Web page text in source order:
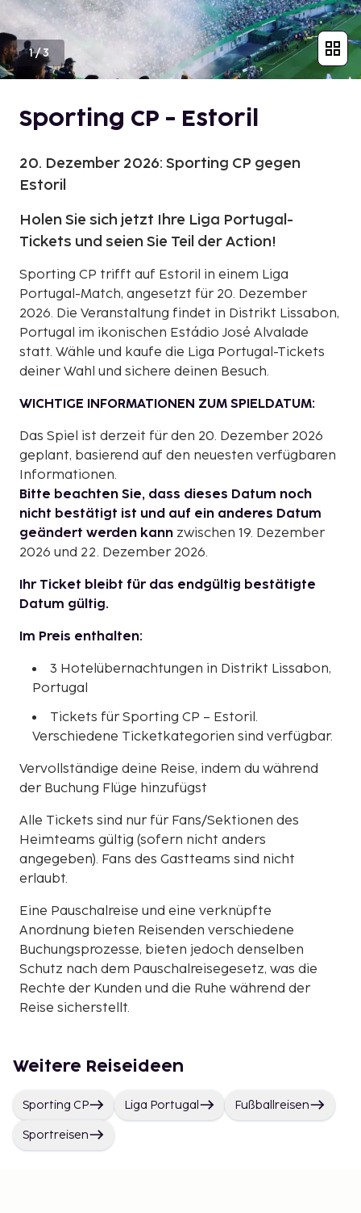
1/3
Sporting CP - Estoril
20. Dezember 2026: Sporting CP gegen
Estoril
Holen Sie sich jetzt Ihre Liga Portugal-
Tickets und seien Sie Teil der Action!
Sporting CP trifft auf Estoril in einem Liga
Portugal-Match, angesetzt für 20. Dezember
2026. Die Veranstaltung findet in Distrikt Lissabon,
Portugal im ikonischen Estádio José Alvalade
statt. Wähle und kaufe die Liga Portugal-Tickets
deiner Wahl und sichere deinen Besuch.
WICHTIGE INFORMATIONEN ZUM SPIELDATUM:
Das Spiel ist derzeit für den 20. Dezember 2026
geplant, basierend auf den neuesten verfügbaren
Informationen.
Bitte beachten Sie, dass dieses Datum noch
nicht bestätigt ist und auf ein anderes Datum
geändert werden kann zwischen 19. Dezember
2026 und 22. Dezember 2026.
Ihr Ticket bleibt für das endgültig bestätigte
Datum gültig.
Im Preis enthalten:
3 Hotelübernachtungen in Distrikt Lissabon,
Portugal
Tickets für Sporting CP – Estoril.
Verschiedene Ticketkategorien sind verfügbar.
Vervollständige deine Reise, indem du während
der Buchung Flüge hinzufügst
Alle Tickets sind nur für Fans/Sektionen des
Heimteams gültig (sofern nicht anders
angegeben). Fans des Gastteams sind nicht
erlaubt.
Eine Pauschalreise und eine verknüpfte
Anordnung bieten Reisenden verschiedene
Buchungsprozesse, bieten jedoch denselben
Schutz nach dem Pauschalreisegesetz, was die
Rechte der Kunden und die Ruhe während der
Reise sicherstellt.
Weitere Reiseideen
Sporting CP Liga Portugal Fußballreisen
Sportreisen